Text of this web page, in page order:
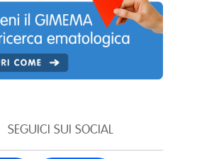
SEGUICI SUI SOCIAL